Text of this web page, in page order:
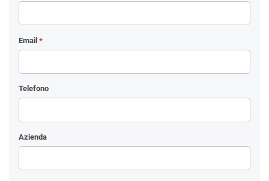
Email *
Telefono
Azienda